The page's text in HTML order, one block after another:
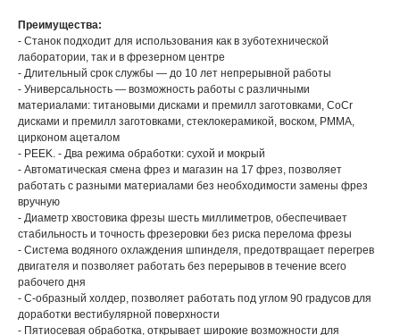
Преимущества:
- Станок подходит для использования как в зуботехнической
лаборатории, так и в фрезерном центре
- Длительный срок службы — до 10 лет непрерывной работы
- Универсальность — возможность работы с различными
материалами: титановыми дисками и премилл заготовками, CoCr
дисками и премилл заготовками, стеклокерамикой, воском, PMMA,
цирконом ацеталом
- PEEK. - Два режима обработки: сухой и мокрый
- Автоматическая смена фрез и магазин на 17 фрез, позволяет
работать с разными материалами без необходимости замены фрез
вручную
- Диаметр хвостовика фрезы шесть миллиметров, обеспечивает
стабильность и точность фрезеровки без риска перелома фрезы
- Система водяного охлаждения шпинделя, предотвращает перегрев
двигателя и позволяет работать без перерывов в течение всего
рабочего дня
- С-образный холдер, позволяет работать под углом 90 градусов для
доработки вестибулярной поверхности
- Пятиосевая обработка, открывает широкие возможности для